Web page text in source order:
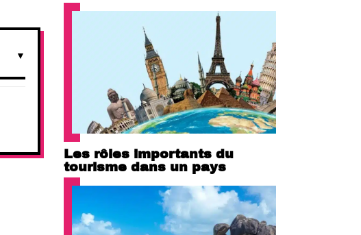
Les rôles importants du
tourisme dans un pays